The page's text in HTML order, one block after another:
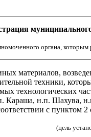
органа, которым
материалов,
техники,
технологических
Караша, н.п. Шахува,
с пунктом
(цель